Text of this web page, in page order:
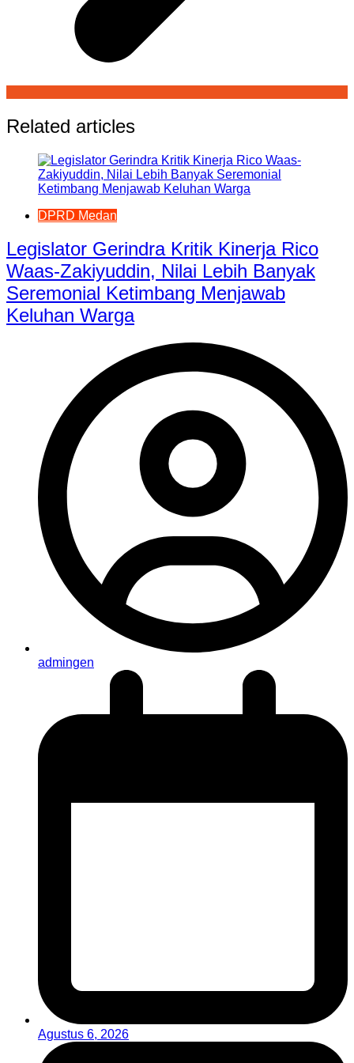
Related articles
DPRD Medan
Legislator Gerindra Kritik Kinerja Rico
Waas-Zakiyuddin, Nilai Lebih Banyak
Seremonial Ketimbang Menjawab
Keluhan Warga
admingen
Agustus 6, 2026